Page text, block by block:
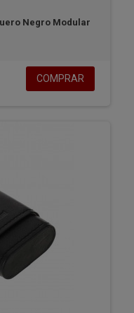
Negro Modular
COMPRAR